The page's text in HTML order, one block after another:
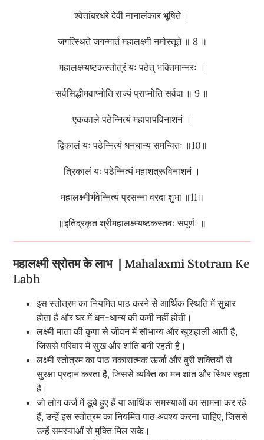
श्वेतांबरधरे देवी नानालंकार भूषिते ।
जगत्स्थिते जगन्मार्त महालक्ष्मी नमोस्तूते ॥ 8 ॥
महालक्ष्म्यष्टकस्तोत्रं यः पठेत् भक्तिमान्नरः ।
सर्वसिद्धीमवाप्नोति राज्यं प्राप्नोति सर्वदा ॥ 9 ॥
एककाले पठेन्नित्यं महापापविनाशनं ।
द्विकालं यः पठेन्नित्यं धनधान्य समन्वितः ॥10॥
त्रिकालं यः पठेन्नित्यं महाशत्रूविनाशनं ।
महालक्ष्मीर्भवेन्नित्यं प्रसन्ना वरदा शुभा ॥11॥
॥इतिंद्रकृत श्रीमहालक्ष्म्यष्टकस्तवः संपूर्णः ॥
महालक्ष्मी स्रोतम के लाभ | Mahalaxmi Stotram Ke
Labh
इस स्तोत्रम का नियमित पाठ करने से आर्थिक स्थिति में सुधार
होता है और घर में धन-धान्य की कमी नहीं होती।
लक्ष्मी माता की कृपा से जीवन में सौभाग्य और खुशहाली आती है,
जिससे परिवार में सुख और शांति बनी रहती है।
लक्ष्मी स्तोत्रम का पाठ नकारात्मक ऊर्जा और बुरी शक्तियों से
सुरक्षा प्रदान करता है, जिससे व्यक्ति का मन शांत और स्थिर रहता
है।
जो लोग कर्ज में डूबे हुए हैं या आर्थिक समस्याओं का सामना कर रहे
हैं, उन्हें इस स्तोत्रम का नियमित पाठ अवश्य करना चाहिए, जिससे
उन्हें समस्याओं से मुक्ति मिल सके।